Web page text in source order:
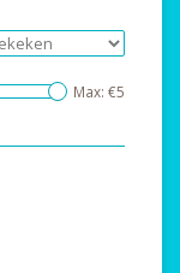
Max: €5